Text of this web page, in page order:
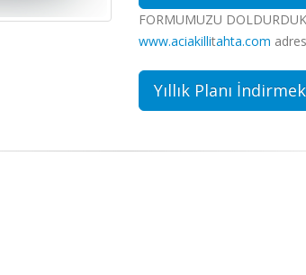
FORMUMUZU
www.aciakillitahta.com
Yıllık Planı